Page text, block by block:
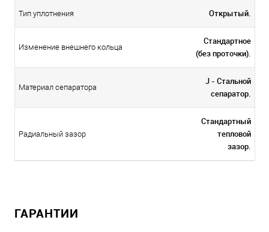
Тип уплотнения Открытый.
Изменение внешнего кольца
Стандартное
(без проточки).
Материал сепаратора
J - Стальной
сепаратор.
Радиальный зазор
Стандартный
тепловой
зазор.
ГАРАНТИИ